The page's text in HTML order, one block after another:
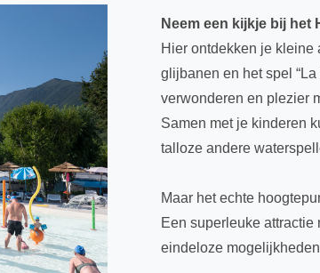
Neem een kijkje bij het
Hier ontdekken je kleine
glijbanen en het spel
verwonderen en plezier
Samen met je kinderen
talloze andere
Maar het echte
Een superleuke
eindeloze